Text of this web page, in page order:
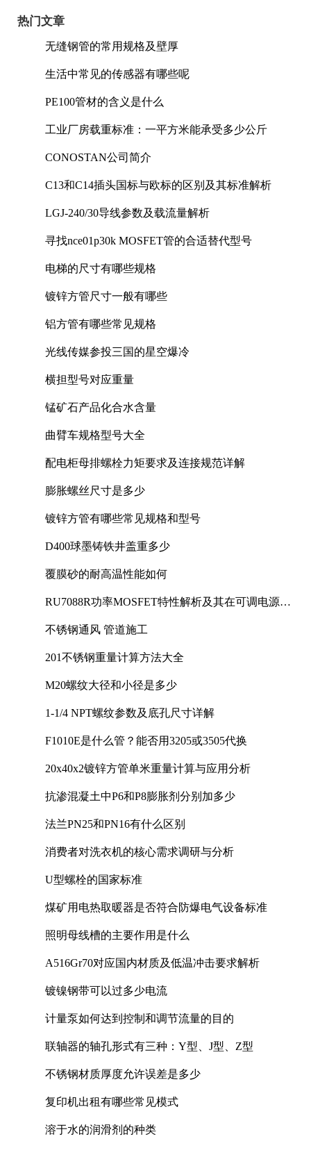
热门文章
无缝钢管的常用规格及壁厚
生活中常见的传感器有哪些呢
PE100管材的含义是什么
工业厂房载重标准：一平方米能承受多少公斤
CONOSTAN公司简介
C13和C14插头国标与欧标的区别及其标准解析
LGJ-240/30导线参数及载流量解析
寻找nce01p30k MOSFET管的合适替代型号
电梯的尺寸有哪些规格
镀锌方管尺寸一般有哪些
铝方管有哪些常见规格
光线传媒参投三国的星空爆冷
横担型号对应重量
锰矿石产品化合水含量
曲臂车规格型号大全
配电柜母排螺栓力矩要求及连接规范详解
膨胀螺丝尺寸是多少
镀锌方管有哪些常见规格和型号
D400球墨铸铁井盖重多少
覆膜砂的耐高温性能如何
RU7088R功率MOSFET特性解析及其在可调电源设
不锈钢通风 管道施工
201不锈钢重量计算方法大全
M20螺纹大径和小径是多少
1-1/4 NPT螺纹参数及底孔尺寸详解
F1010E是什么管？能否用3205或3505代换
20x40x2镀锌方管单米重量计算与应用分析
抗渗混凝土中P6和P8膨胀剂分别加多少
法兰PN25和PN16有什么区别
消费者对洗衣机的核心需求调研与分析
U型螺栓的国家标准
煤矿用电热取暖器是否符合防爆电气设备标准
照明母线槽的主要作用是什么
A516Gr70对应国内材质及低温冲击要求解析
镀镍钢带可以过多少电流
计量泵如何达到控制和调节流量的目的
联轴器的轴孔形式有三种：Y型、J型、Z型
不锈钢材质厚度允许误差是多少
复印机出租有哪些常见模式
溶于水的润滑剂的种类